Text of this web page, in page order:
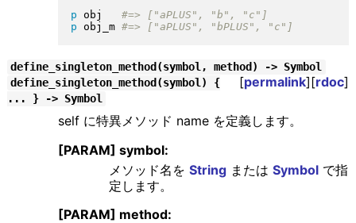
p obj
p obj_m
define_singleton_method(symbol, method) -> Symbol
[permalink][rdoc]
define_singleton_method(symbol) {
... } -> Symbol
self に特異メソッド name を定義します。
[PARAM] symbol:
メソッド名を Stringまたは Symbolで指
定します。
[PARAM] method: